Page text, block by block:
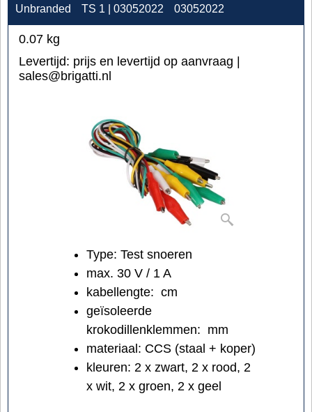
Unbranded TS 1 | 03052022 03052022
0.07 kg
Levertijd: prijs en levertijd op aanvraag |
sales@brigatti.nl
Type: Test snoeren
max. 30 V / 1 A
kabellengte: cm
geïsoleerde
krokodillenklemmen: mm
materiaal: CCS (staal + koper)
kleuren: 2 x zwart, 2 x rood, 2
x wit, 2 x groen, 2 x geel